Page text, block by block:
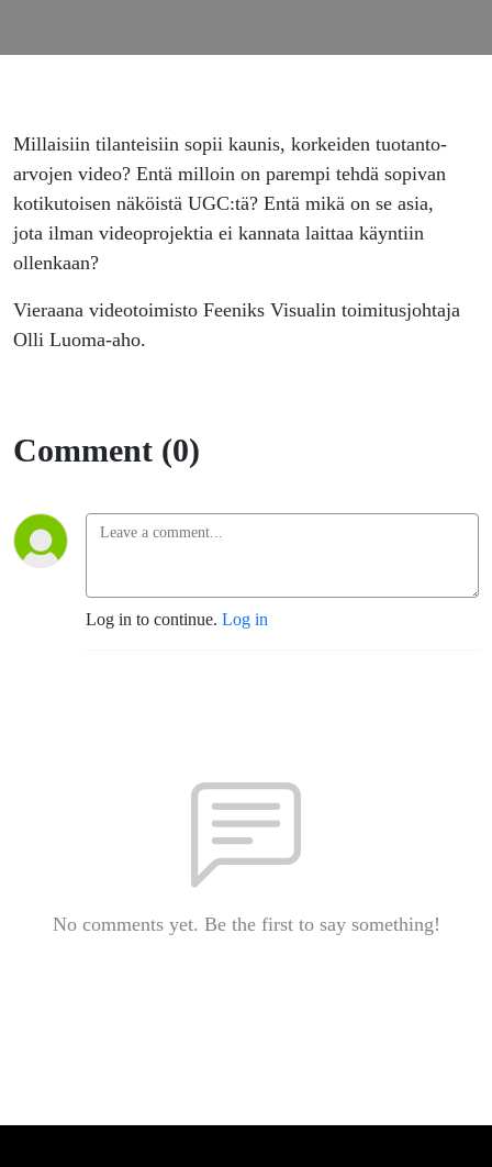
aikakaudella, Olli
Millaisiin tilanteisiin sopii kaunis, korkeiden tuotanto-
arvojen video? Entä milloin on parempi tehdä sopivan
kotikutoisen näköistä UGC:tä? Entä mikä on se asia,
jota ilman videoprojektia ei kannata laittaa käyntiin
ollenkaan?
Vieraana videotoimisto Feeniks Visualin toimitusjohtaja
Olli Luoma-aho.
Comment (0)
Log in to continue. Log in
No comments yet. Be the first to say something!